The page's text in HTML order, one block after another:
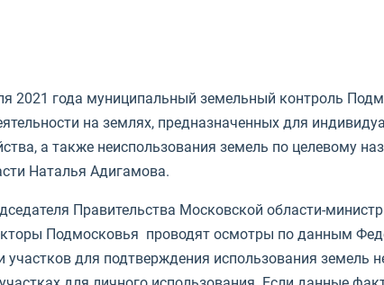
2021 года муниципальный земельный контроль
на землях, предназначенных для
а также неиспользования земель по целевому
Наталья Адигамова.
Правительства Московской области-
Подмосковья проводят осмотры по данным
участков для подтверждения использования